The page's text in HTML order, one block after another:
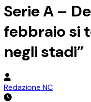
Serie A –
febbraio si
negli stadi”
Redazione NC